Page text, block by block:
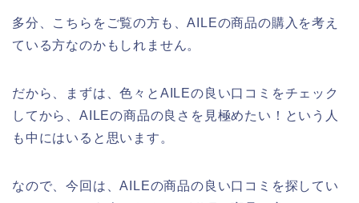
多分、こちらをご覧の方も、AILEの商品の購入を考え
ている方なのかもしれません。
だから、まずは、色々とAILEの良い口コミをチェック
してから、AILEの商品の良さを見極めたい！という人
も中にはいると思います。
なので、今回は、AILEの商品の良い口コミを探してい